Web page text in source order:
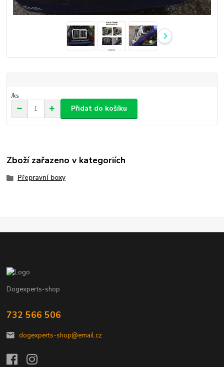
/ks
Přidat do košíku
Zboží zařazeno v kategoriích
Přepravní boxy
Dogexperts-shop
732 566 506
dogexperts-shop@email.cz